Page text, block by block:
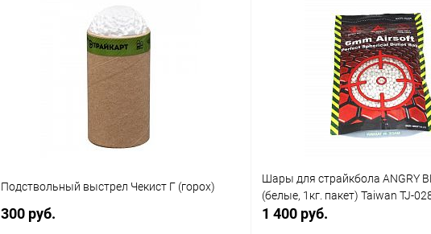
Подствольный выстрел Чекист Г (горох)
300 руб.
Шары для страйкбола ANGRY
(белые, 1кг. пакет) Taiwan TJ-
1 400 руб.